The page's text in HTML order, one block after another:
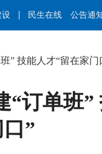
设 民生在线 公告通
” 技能人才“留在家门
订单班”
”